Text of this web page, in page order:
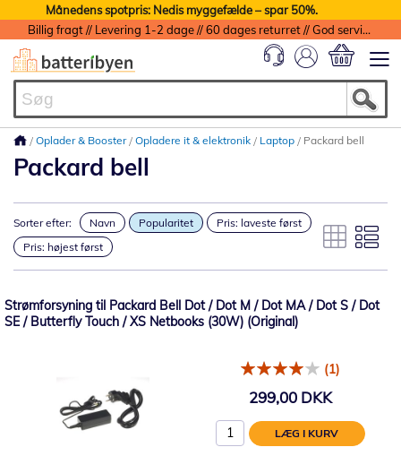
Månedens spotpris: Nedis myggefælde – spar 50%.
Billig fragt // Levering 1-2 dage // 60 dages returret // God service med garanti
Oplader & Booster Opladere it & elektronik Laptop Packard bell
Packard bell
Sorter efter: Navn Popularitet
Pris: laveste først
Pris: højest først
Strømforsyning til Packard Bell Dot / Dot M / Dot MA / Dot S / Dot
SE / Butterfly Touch / XS Netbooks (30W) (Original)
(1)
299,00 DKK
LÆG I KURV